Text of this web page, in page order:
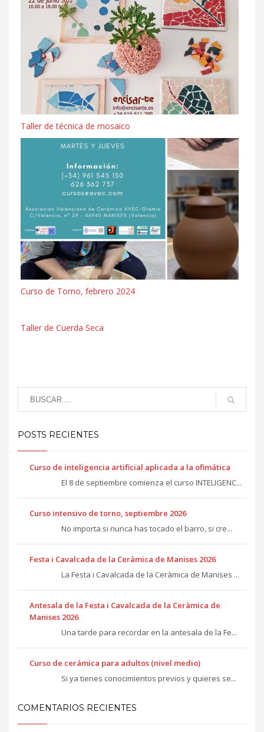
Taller de técnica de mosaico
Curso de Torno, febrero 2024
Taller de Cuerda Seca
POSTS RECIENTES
Curso de inteligencia artificial aplicada a la ofimática
El 8 de septiembre comienza el curso INTELIGENC...
Curso intensivo de torno, septiembre 2026
No importa si nunca has tocado el barro, si cre...
Festa i Cavalcada de la Ceràmica de Manises 2026
La Festa i Cavalcada de la Ceràmica de Manises ...
Antesala de la Festa i Cavalcada de la Ceràmica de
Manises 2026
Una tarde para recordar en la antesala de la Fe...
Curso de cerámica para adultos (nivel medio)
Si ya tienes conocimientos previos y quieres se...
COMENTARIOS RECIENTES